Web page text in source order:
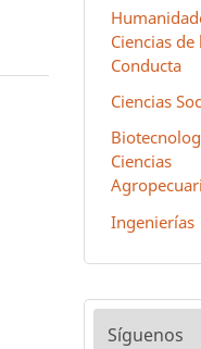
Ciencias de
Conducta
Ciencias
Ciencias
Ingenierías
Síguenos